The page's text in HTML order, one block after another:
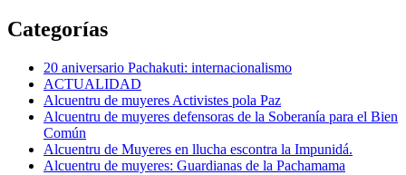
Categorías
20 aniversario Pachakuti: internacionalismo
ACTUALIDAD
Alcuentru de muyeres Activistes pola Paz
Alcuentru de muyeres defensoras de la Soberanía para el Bien
Común
Alcuentru de Muyeres en llucha escontra la Impunidá.
Alcuentru de muyeres: Guardianas de la Pachamama